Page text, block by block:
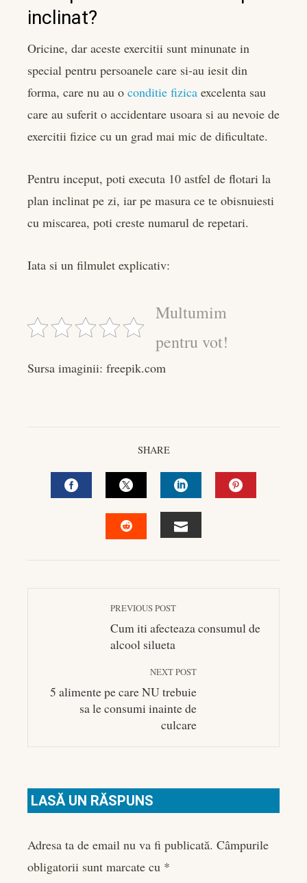
inclinat?
Oricine, dar aceste exercitii sunt minunate in
special pentru persoanele care si-au iesit din
forma, care nu au o conditie fizica excelenta sau
care au suferit o accidentare usoara si au nevoie de
exercitii fizice cu un grad mai mic de dificultate.
Pentru inceput, poti executa 10 astfel de flotari la
plan inclinat pe zi, iar pe masura ce te obisnuiesti
cu miscarea, poti creste numarul de repetari.
Iata si un filmulet explicativ:
Multumim
pentru vot!
Sursa imaginii: freepik.com
SHARE
FACEBOOKTWITTERLINKEDIN
PREVIOUS POST
Cum iti afecteaza consumul de
alcool silueta
NEXT POST
5 alimente pe care NU trebuie
sa le consumi inainte de
culcare
LASĂ UN RĂSPUNS
Adresa ta de email nu va fi publicată. Câmpurile
obligatorii sunt marcate cu *